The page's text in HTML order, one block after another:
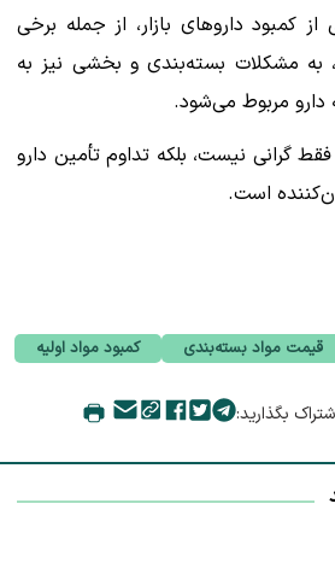
کمبود داروهای بازار، از جمله برخی
به مشکلات بسته‌بندی و بخشی نیز به
دارو مربوط می‌شود.
گرانی نیست، بلکه تداوم تأمین دارو
است.
قیمت مواد بسته‌بندی کمبود مواد اولیه
بگذارید: